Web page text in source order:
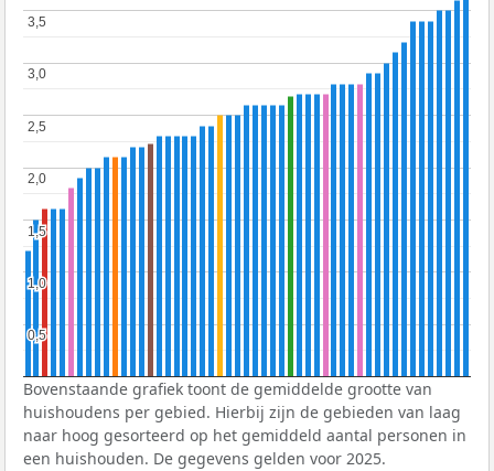
0,5
0,5
1,0
1,0
1,5
1,5
2,0
2,0
2,5
2,5
3,0
3,0
3,5
3,5
Bovenstaande grafiek toont de gemiddelde grootte van
huishoudens per gebied. Hierbij zijn de gebieden van laag
naar hoog gesorteerd op het gemiddeld aantal personen in
een huishouden. De gegevens gelden voor 2025.